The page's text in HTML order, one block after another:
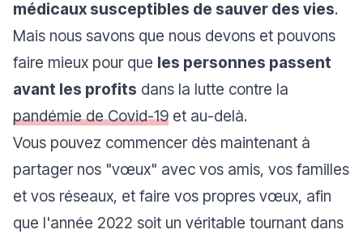
médicaux susceptibles de sauver des vies.
Mais nous savons que nous devons et pouvons
faire mieux pour que les personnes passent
avant les profits dans la lutte contre la
pandémie de Covid-19 et au-delà.
Vous pouvez commencer dès maintenant à
partager nos "vœux" avec vos amis, vos familles
et vos réseaux, et faire vos propres vœux, afin
que l'année 2022 soit un véritable tournant dans